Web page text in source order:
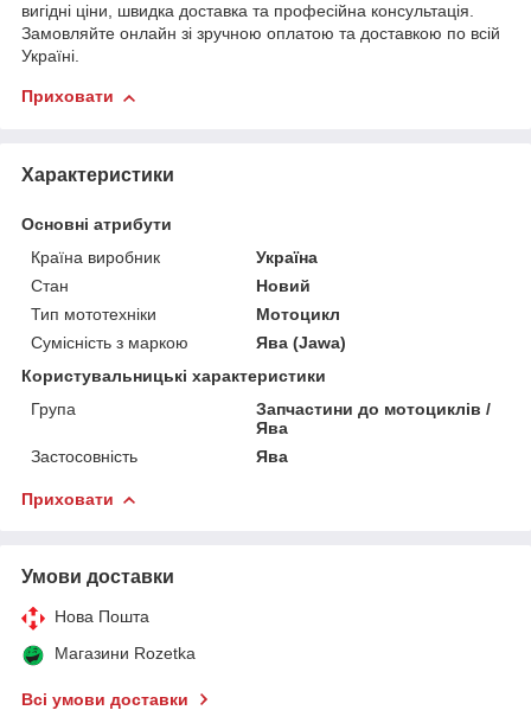
вигідні ціни, швидка доставка та професійна консультація.
Замовляйте онлайн зі зручною оплатою та доставкою по всій
Україні.
Приховати
Характеристики
Основні атрибути
Країна виробник
Україна
Стан
Новий
Тип мототехніки
Мотоцикл
Сумісність з маркою
Ява (Jawa)
Користувальницькі характеристики
Група
Запчастини до мотоциклів /
Ява
Застосовність
Ява
Приховати
Умови доставки
Нова Пошта
Магазини Rozetka
Всі умови доставки